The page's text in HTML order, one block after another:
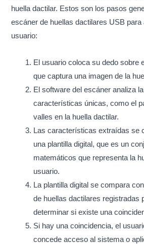
huella dactilar. Estos son los pasos
escáner de huellas dactilares USB para
usuario:
El usuario coloca su dedo sobre
que captura una imagen de la
El software del escáner analiza
características únicas, como el
valles en la huella dactilar.
Las características extraídas se
una plantilla digital, que es un
matemáticos que representa la
usuario.
La plantilla digital se compara
de huellas dactilares registradas
determinar si existe una
Si hay una coincidencia, el
concede acceso al sistema o